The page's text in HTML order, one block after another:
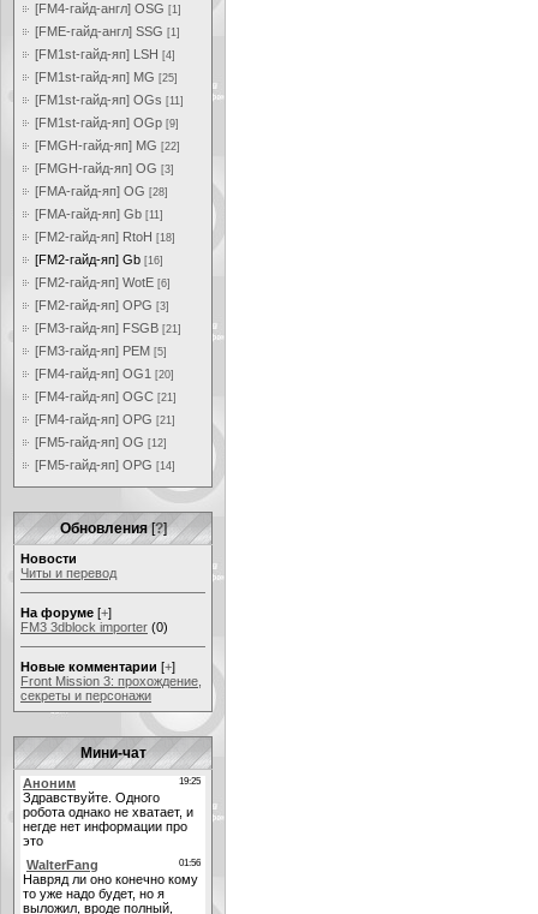
[FM4-гайд-англ] OSG [1]
[FME-гайд-англ] SSG [1]
[FM1st-гайд-яп] LSH [4]
[FM1st-гайд-яп] MG [25]
[FM1st-гайд-яп] OGs [11]
[FM1st-гайд-яп] OGp [9]
[FMGH-гайд-яп] MG [22]
[FMGH-гайд-яп] OG [3]
[FMA-гайд-яп] OG [28]
[FMA-гайд-яп] Gb [11]
[FM2-гайд-яп] RtoH [18]
[FM2-гайд-яп] Gb [16]
[FM2-гайд-яп] WotE [6]
[FM2-гайд-яп] OPG [3]
[FM3-гайд-яп] FSGB [21]
[FM3-гайд-яп] PEM [5]
[FM4-гайд-яп] OG1 [20]
[FM4-гайд-яп] OGC [21]
[FM4-гайд-яп] OPG [21]
[FM5-гайд-яп] OG [12]
[FM5-гайд-яп] OPG [14]
Обновления [?]
Новости
Читы и перевод
На форуме [+]
FM3 3dblock importer (0)
Новые комментарии [+]
Front Mission 3: прохождение,
секреты и персонажи
Мини-чат